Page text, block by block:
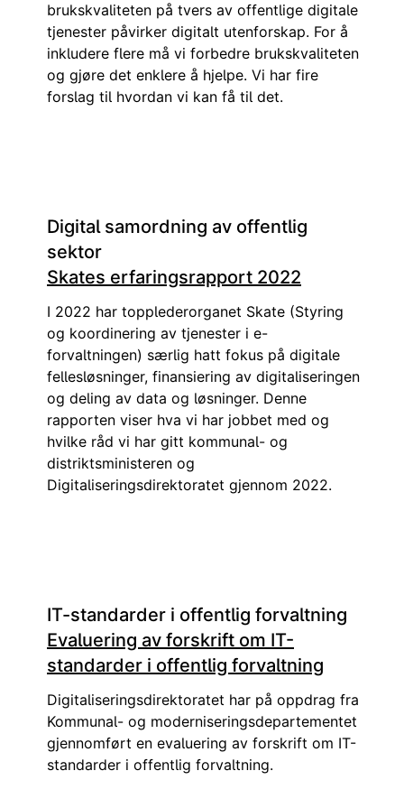
brukskvaliteten på tvers av offentlige digitale
tjenester påvirker digitalt utenforskap. For å
inkludere flere må vi forbedre brukskvaliteten
og gjøre det enklere å hjelpe. Vi har fire
forslag til hvordan vi kan få til det.
Digital samordning av offentlig
sektor
Skates erfaringsrapport 2022
I 2022 har topplederorganet Skate (Styring
og koordinering av tjenester i e-
forvaltningen) særlig hatt fokus på digitale
fellesløsninger, finansiering av digitaliseringen
og deling av data og løsninger. Denne
rapporten viser hva vi har jobbet med og
hvilke råd vi har gitt kommunal- og
distriktsministeren og
Digitaliseringsdirektoratet gjennom 2022.
IT-standarder i offentlig forvaltning
Evaluering av forskrift om IT-
standarder i offentlig forvaltning
Digitaliseringsdirektoratet har på oppdrag fra
Kommunal- og moderniseringsdepartementet
gjennomført en evaluering av forskrift om IT-
standarder i offentlig forvaltning.